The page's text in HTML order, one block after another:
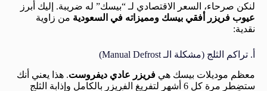
لنكن صرحاء، السعر الاقتصادي لـ “بيسك” له ضريبة. إليك أبرز
عيوب فريزر أفقي بيسك ومميزاته في السعودية من زاوية
نقدية:
أ. تراكم الثلج (مشكلة الـ Manual Defrost)
معظم موديلات بيسك هي فريزر عادي ديفروست. هذا يعني أنك
ستضطر مرة كل 6 أشهر لتفريغ الفريزر بالكامل وإذابة الثلج